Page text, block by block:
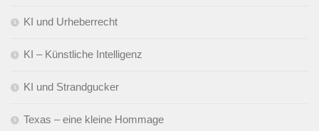
KI und Urheberrecht
KI – Künstliche Intelligenz
KI und Strandgucker
Texas – eine kleine Hommage